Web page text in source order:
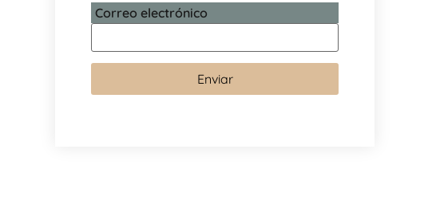
Correo electrónico